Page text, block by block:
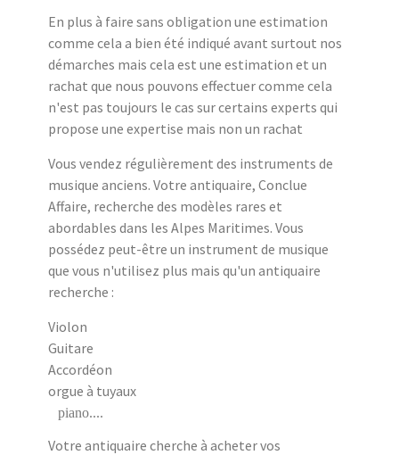
En plus à faire sans obligation une estimation
comme cela a bien été indiqué avant surtout nos
démarches mais cela est une estimation et un
rachat que nous pouvons effectuer comme cela
n'est pas toujours le cas sur certains experts qui
propose une expertise mais non un rachat
Vous vendez régulièrement des instruments de
musique anciens. Votre antiquaire, Conclue
Affaire, recherche des modèles rares et
abordables dans les Alpes Maritimes. Vous
possédez peut-être un instrument de musique
que vous n'utilisez plus mais qu'un antiquaire
recherche :
Violon
Guitare
Accordéon
orgue à tuyaux
piano....
Votre antiquaire cherche à acheter vos